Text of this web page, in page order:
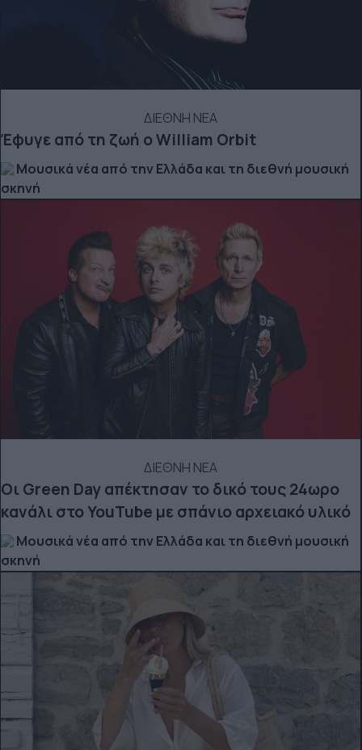
ΔΙΕΘΝΗ ΝΕΑ
Έφυγε από τη ζωή ο William Orbit
Μουσικά νέα από την Ελλάδα και τη διεθνή μουσική
σκηνή
ΔΙΕΘΝΗ ΝΕΑ
Οι Green Day απέκτησαν το δικό τους 24ωρο
κανάλι στο YouTube με σπάνιο αρχειακό υλικό
Μουσικά νέα από την Ελλάδα και τη διεθνή μουσική
σκηνή